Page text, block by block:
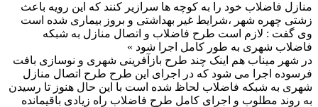
منازل فاضلاب خود را به کوچه ها سرازیر کنند که این رویه باعث
زشتی چهره شهر ،شرایط غیر بهداشتی و بروز بیماری شده است
وی گفت : لازم است طرح فاضلاب و اتصال منازل به شبکه
فاضلاب شهری به طور کامل اجرا شود »
در شهر میناب هم اینک چند طرح بازآفرینی شهری و نوسازی بافت
فرسوده اجرا می شود که در اجرای این طرح طرح اتصال منازل
شهری به شبکه فاضلاب لحاظ شده است با این حال هنوز تا رسیدن
به روند مطلوب و اجرای کامل طرح فاضلاب راه زیادی باقیمانده